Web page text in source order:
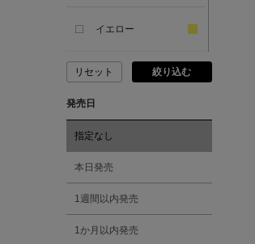
ASAUCE MELER
イエロー
ピンク
レッド
オレンジ
シルバー
リセット 絞り込む
発売日
指定なし
本日発売
1週間以内発売
1か月以内発売